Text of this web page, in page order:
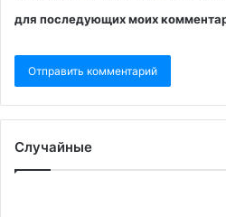
для последующих моих
Случайные